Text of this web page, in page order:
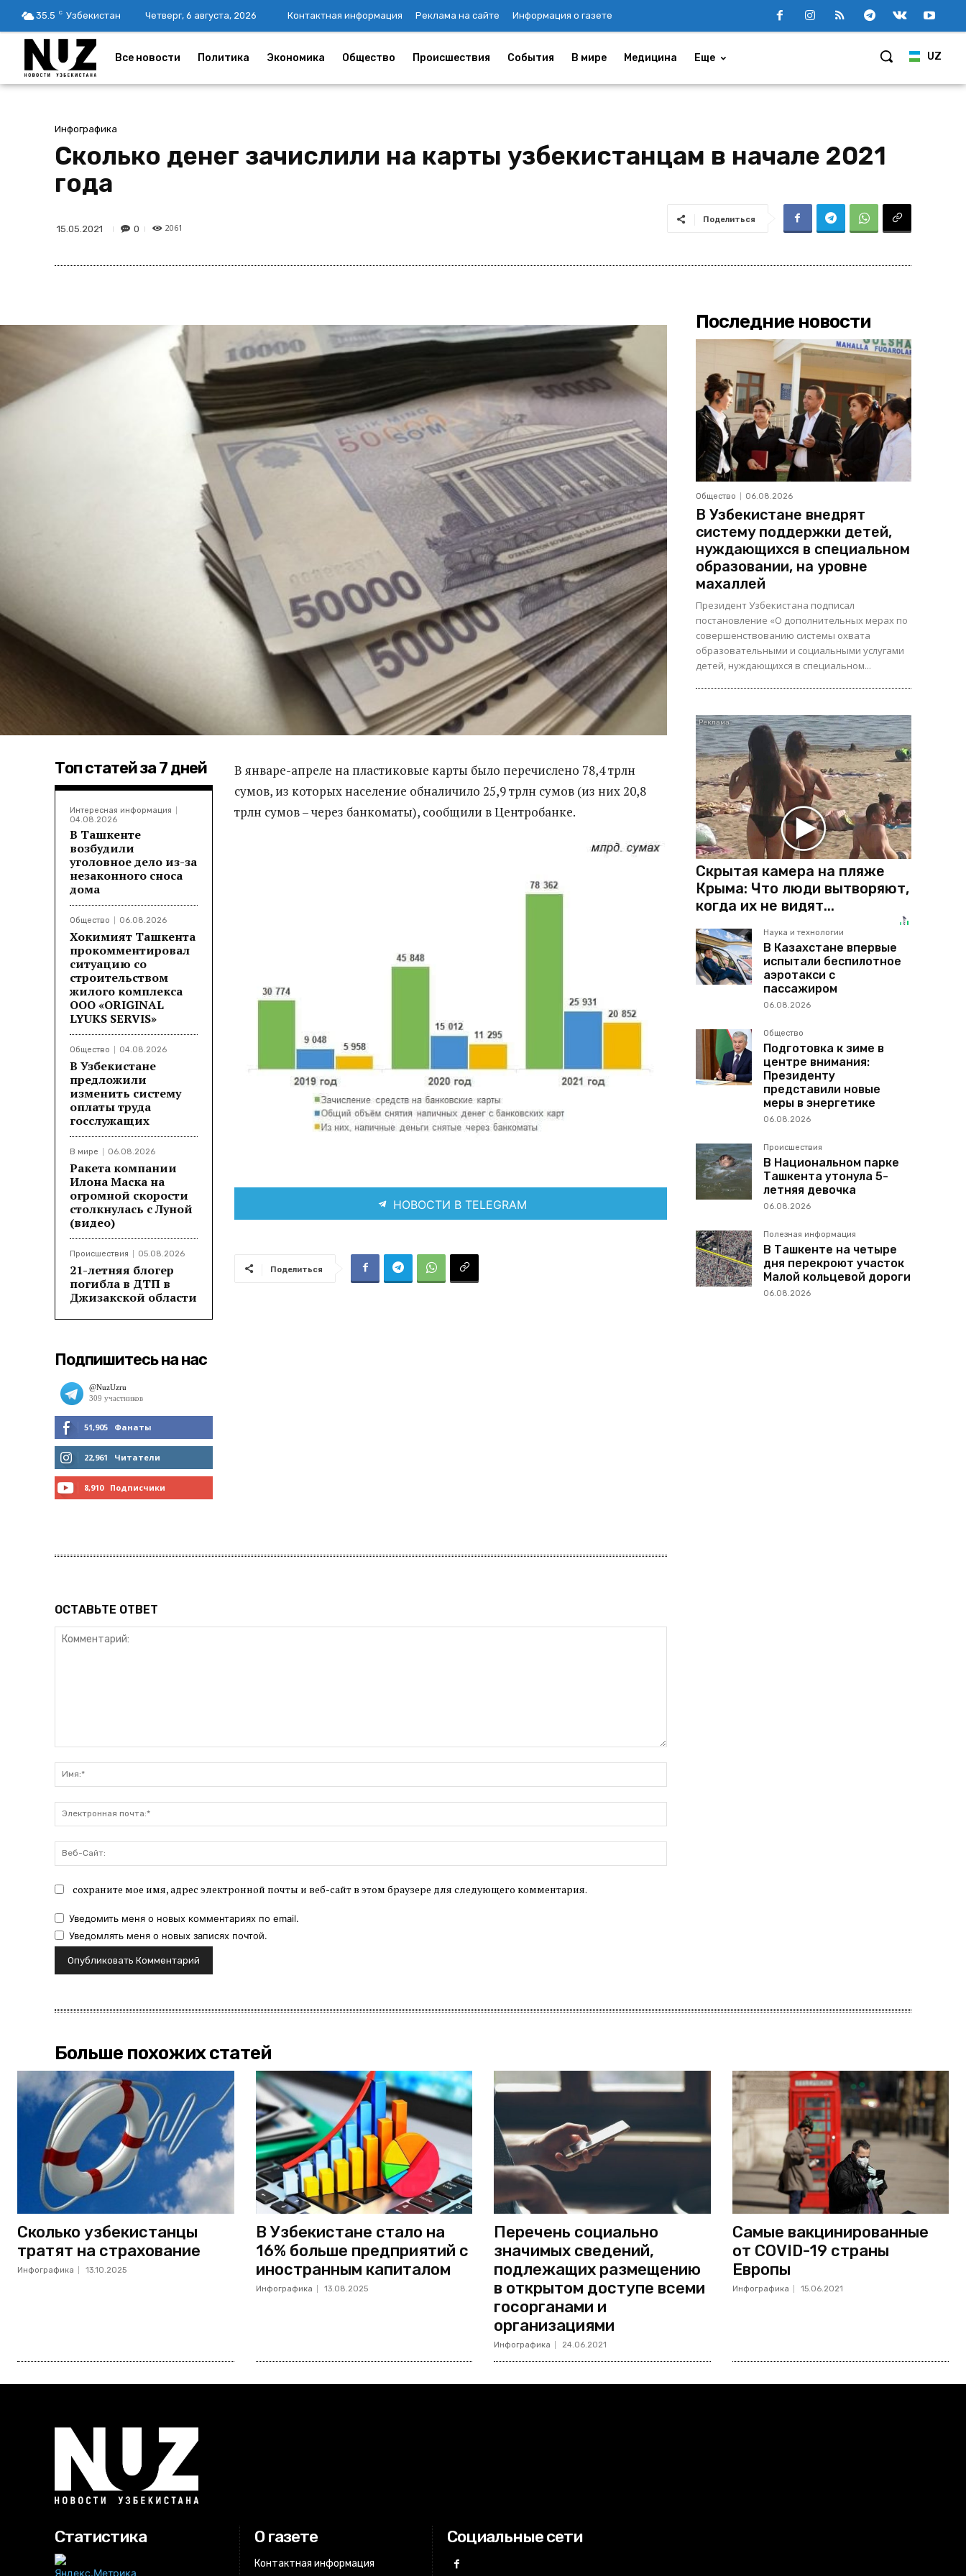
35.5 C Узбекистан Четверг, 6 августа, 2026 Контактная информация Реклама на сайте Информация о газете
UZ
Все новости Политика Экономика Общество Происшествия События В мире Медицина Еще
Инфографика
Сколько денег зачислили на карты узбекистанцам в начале 2021
года
15.05.2021 0 2061
Поделиться
Топ статей за 7 дней
Интересная информация
04.08.2026
В Ташкенте
возбудили
уголовное дело из-за
незаконного сноса
дома
Общество 06.08.2026
Хокимият Ташкента
прокомментировал
ситуацию со
строительством
жилого комплекса
ООО «ORIGINAL
LYUKS SERVIS»
Общество 04.08.2026
В Узбекистане
предложили
изменить систему
оплаты труда
госслужащих
В мире 06.08.2026
Ракета компании
Илона Маска на
огромной скорости
столкнулась с Луной
(видео)
Происшествия 05.08.2026
21-летняя блогер
погибла в ДТП в
Джизакской области
Подпишитесь на нас
51,905 Фанаты
МНЕ НРАВИТСЯ
22,961 Читатели
8,910 Подписчики
В январе-апреле на пластиковые карты было перечислено 78,4 трлн
сумов, из которых население обналичило 25,9 трлн сумов (из них 20,8
трлн сумов – через банкоматы), сообщили в Центробанке.
НОВОСТИ В TELEGRAM
Поделиться
ОСТАВЬТЕ ОТВЕТ
почта:*
Сайт:
сохраните мое имя, адрес электронной почты и веб-сайт в этом браузере для следующего комментария.
Уведомить меня о новых комментариях по email.
Уведомлять меня о новых записях почтой.
Последние новости
Общество 06.08.2026
В Узбекистане внедрят
систему поддержки детей,
нуждающихся в специальном
образовании, на уровне
махаллей
Президент Узбекистана подписал
постановление «О дополнительных мерах по
совершенствованию системы охвата
образовательными и социальными услугами
детей, нуждающихся в специальном...
Скрытая камера на пляже
Крыма: Что люди вытворяют,
когда их не видят...
Наука и технологии
В Казахстане впервые
испытали беспилотное
аэротакси с
пассажиром
06.08.2026
Общество
Подготовка к зиме в
центре внимания:
Президенту
представили новые
меры в энергетике
06.08.2026
Происшествия
В Национальном парке
Ташкента утонула 5-
летняя девочка
06.08.2026
Полезная информация
В Ташкенте на четыре
дня перекроют участок
Малой кольцевой дороги
06.08.2026
Больше похожих статей
Сколько узбекистанцы
тратят на страхование
Инфографика 13.10.2025
В Узбекистане стало на
16% больше предприятий с
иностранным капиталом
Инфографика 13.08.2025
Перечень социально
значимых сведений,
подлежащих размещению
в открытом доступе всеми
госорганами и
организациями
Инфографика 24.06.2021
Самые вакцинированные
от COVID-19 страны
Европы
Инфографика 15.06.2021
Статистика О газете
Контактная информация
Социальные сети